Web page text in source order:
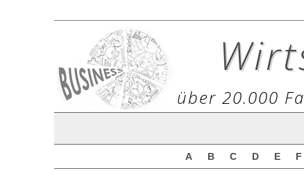
über 20.000
A B C D E F